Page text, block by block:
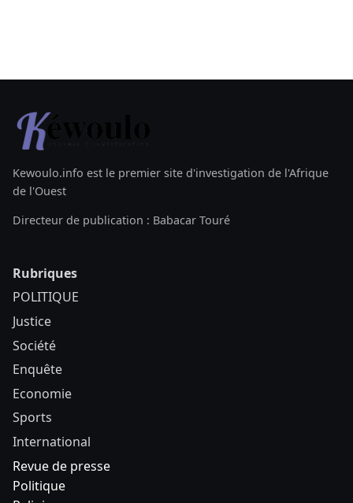
Kewoulo.info est le premier site d'investigation de l'Afrique
de l'Ouest
Directeur de publication : Babacar Touré
Rubriques
POLITIQUE
Justice
Société
Enquête
Economie
Sports
International
Revue de presse
Politique